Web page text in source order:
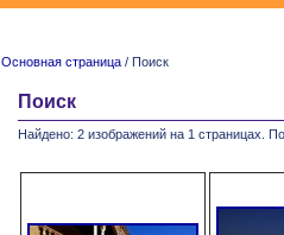
Основная страница / Поиск
Поиск
Найдено: 2 изображений на 1 страницах.